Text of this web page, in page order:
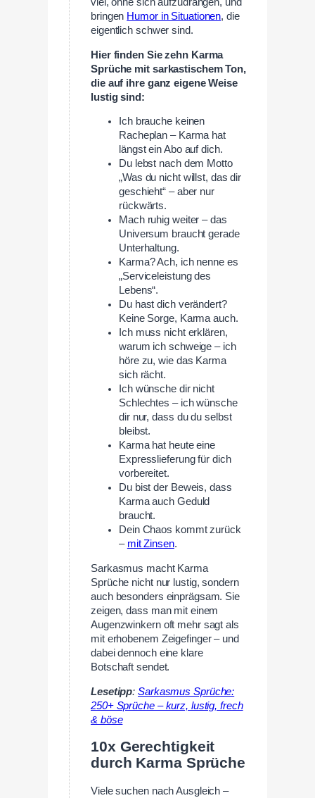
bringen Humor in Situationen, die
eigentlich schwer sind.
Hier finden Sie zehn Karma
Sprüche mit sarkastischem Ton,
die auf ihre ganz eigene Weise
lustig sind:
Ich brauche keinen
Racheplan – Karma hat
längst ein Abo auf dich.
Du lebst nach dem Motto
„Was du nicht willst, das dir
geschieht“ – aber nur
rückwärts.
Mach ruhig weiter – das
Universum braucht gerade
Unterhaltung.
Karma? Ach, ich nenne es
„Serviceleistung des
Lebens“.
Du hast dich verändert?
Keine Sorge, Karma auch.
Ich muss nicht erklären,
warum ich schweige – ich
höre zu, wie das Karma
sich rächt.
Ich wünsche dir nicht
Schlechtes – ich wünsche
dir nur, dass du du selbst
bleibst.
Karma hat heute eine
Expresslieferung für dich
vorbereitet.
Du bist der Beweis, dass
Karma auch Geduld
braucht.
Dein Chaos kommt zurück
– mit Zinsen.
Sarkasmus macht Karma
Sprüche nicht nur lustig, sondern
auch besonders einprägsam. Sie
zeigen, dass man mit einem
Augenzwinkern oft mehr sagt als
mit erhobenem Zeigefinger – und
dabei dennoch eine klare
Botschaft sendet.
Lesetipp:Sarkasmus Sprüche:
250+ Sprüche – kurz, lustig, frech
& böse
10x Gerechtigkeit
durch Karma Sprüche
Viele suchen nach Ausgleich –